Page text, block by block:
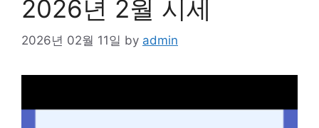
2026년 2월 시세
2026년 02월 11일 by admin